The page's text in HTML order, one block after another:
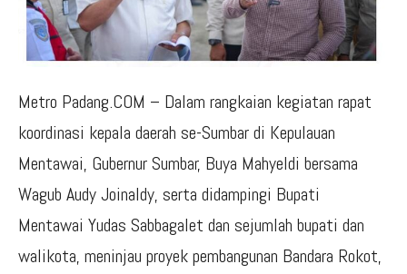
Metro Padang.COM – Dalam rangkaian kegiatan rapat
koordinasi kepala daerah se-Sumbar di Kepulauan
Mentawai, Gubernur Sumbar, Buya Mahyeldi bersama
Wagub Audy Joinaldy, serta didampingi Bupati
Mentawai Yudas Sabbagalet dan sejumlah bupati dan
walikota, meninjau proyek pembangunan Bandara Rokot,